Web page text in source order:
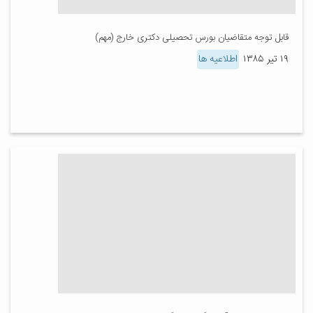
قابل توجه متقاضیان بورس تحصیلی دکتری خارج (مهم)
۱۹ تیر ۱۳۸۵ اطلاعیه ها